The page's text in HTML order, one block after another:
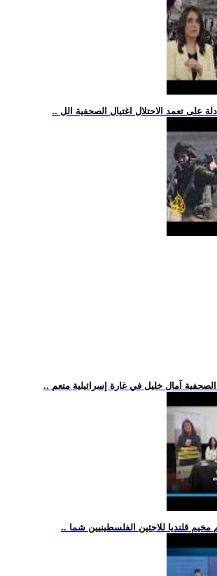
على تعمد الاحتلال اغتيال الصحفية الل
آمال خليل في غارة إسرائيلية متعم
مخيم قلنديا للاجئين الفلسطينيين شما